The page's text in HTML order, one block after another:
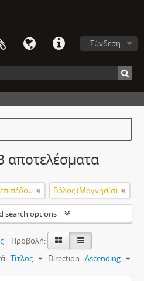
Σύνδεση
αποτελέσματα
Βόλος (Μαγνησία)
search options
Προβολή:
Τίτλος Direction: Ascending